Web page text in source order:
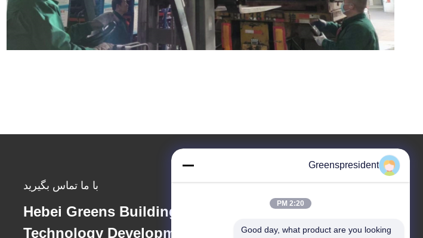
با ما تماس بگیرید
Hebei Greens Building Material
Technology Development Co.,Ltd
Greenspresident
2:20 PM
Good day, what product are you looking